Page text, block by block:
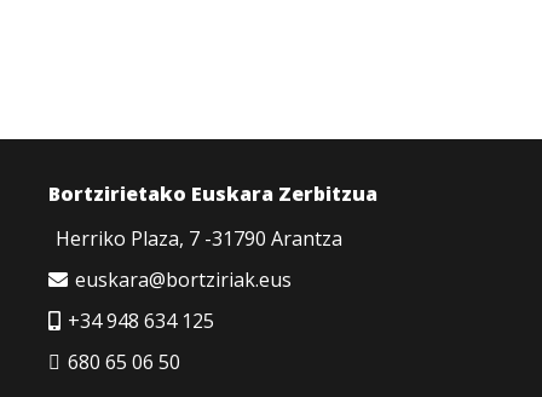
Bortzirietako Euskara Zerbitzua
Herriko Plaza, 7 -31790 Arantza
euskara@bortziriak.eus
+34 948 634 125
680 65 06 50